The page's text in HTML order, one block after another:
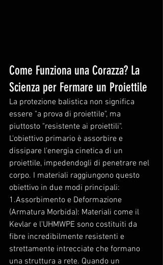
Come Funziona una Corazza? La
Scienza per Fermare un Proiettile
La protezione balistica non significa
essere "a prova di proiettile", ma
piuttosto "resistente ai proiettili".
L'obiettivo primario è assorbire e
dissipare l'energia cinetica di un
proiettile, impedendogli di penetrare nel
corpo. I materiali raggiungono questo
obiettivo in due modi principali:
1.Assorbimento e Deformazione
(Armatura Morbida): Materiali come il
Kevlar e l'UHMWPE sono costituiti da
fibre incredibilmente resistenti e
strettamente intrecciate che formano
una struttura a rete. Quando un